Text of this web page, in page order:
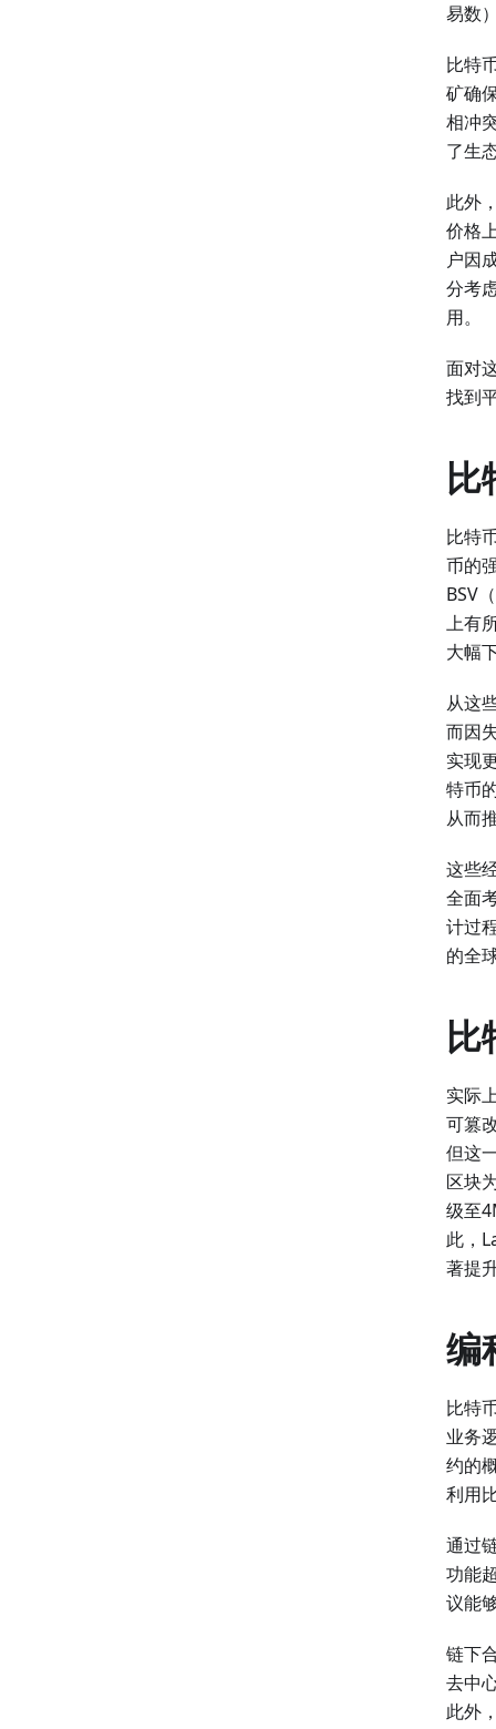
易数
比特
矿确
相冲
了生
此外
价格
户因
分考
用。
面对
找到
比
比特
币的
BSV
上有
大幅
从这
而因
实现
特币
从而
这些
全面
计过
的全
比
实际
可篡
但这
区块
级至
此，
著提
编
比特
业务
约的
利用
通过
功能
议能
链下
去中
此外